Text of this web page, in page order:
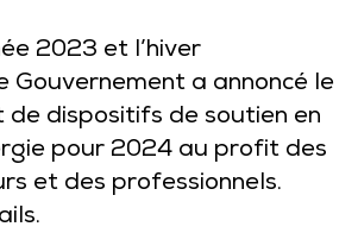
2023 et l’hiver
Gouvernement a annoncé le
de dispositifs de soutien en
pour 2024 au profit des
et des professionnels.